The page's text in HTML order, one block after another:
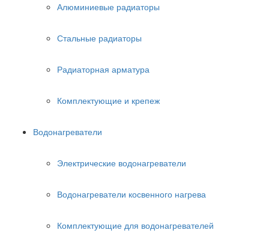
Алюминиевые радиаторы
Стальные радиаторы
Радиаторная арматура
Комплектующие и крепеж
Водонагреватели
Электрические водонагреватели
Водонагреватели косвенного нагрева
Комплектующие для водонагревателей